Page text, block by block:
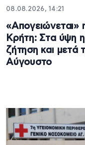
08.08.2026, 14:21
«Απογειώνεται»
Κρήτη: Στα ύψη η
ζήτηση και μετά
Αύγουστο